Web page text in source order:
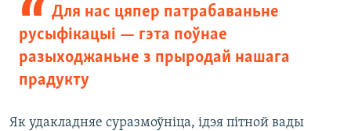
Для нас цяпер патрабаваньне
русыфікацыі — гэта поўнае
разыходжаньне з прыродай нашага
прадукту
Як удакладняе суразмоўніца, ідэя пітной вады